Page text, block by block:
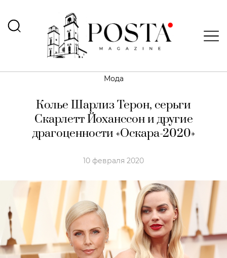
Мода
Колье Шарлиз Терон, серьги
Скарлетт Йоханссон и другие
драгоценности «Оскара-2020»
10 февраля 2020